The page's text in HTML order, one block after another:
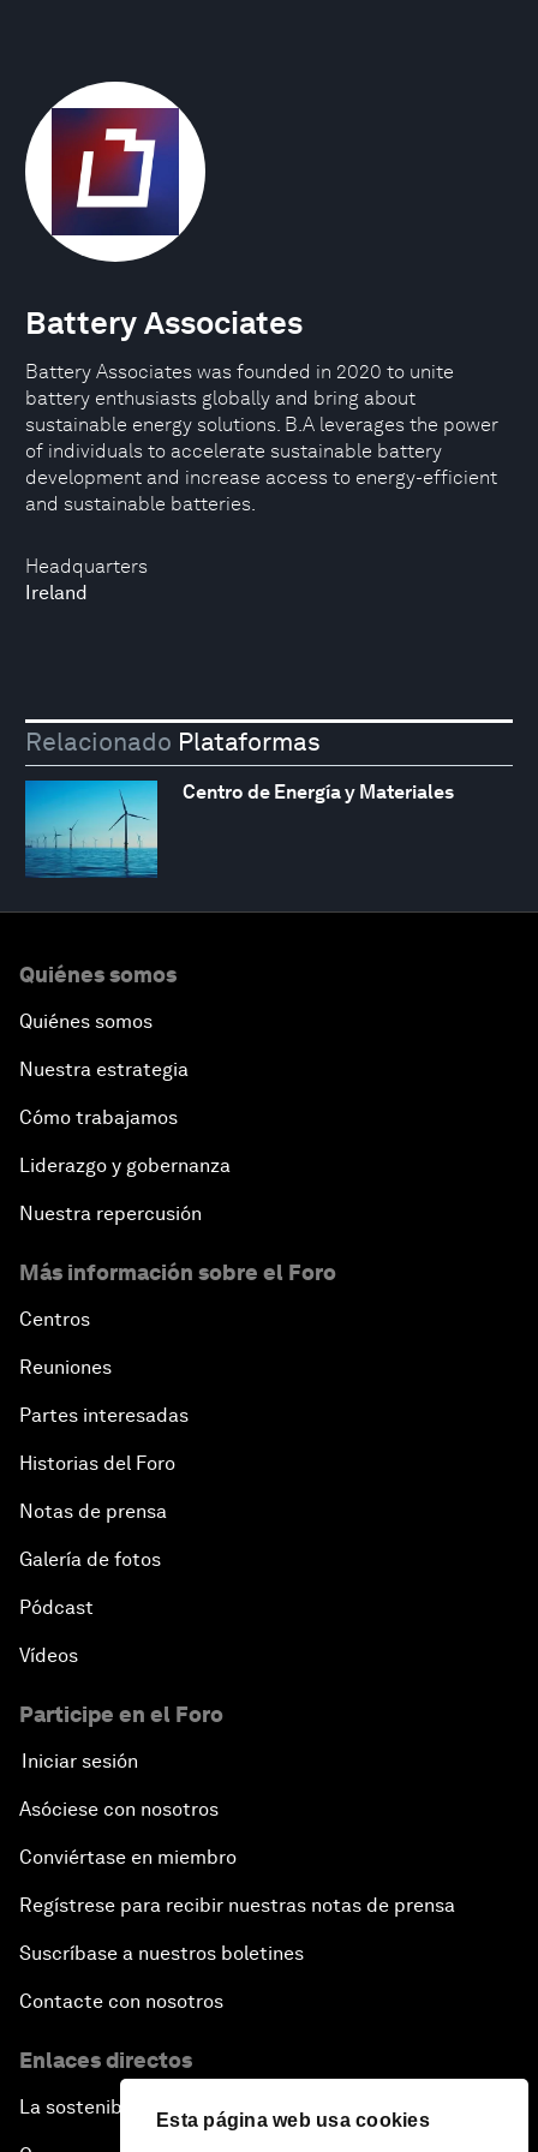
Esta página web usa cookies
Headquarters
Ireland
Battery Associates
Battery Associates was founded in 2020 to unite
battery enthusiasts globally and bring about
sustainable energy solutions. B.A leverages the power
of individuals to accelerate sustainable battery
development and increase access to energy-efficient
and sustainable batteries.
Relacionado Plataformas
Centro de Energía y Materiales
Quiénes somos
Quiénes somos
Nuestra estrategia
Cómo trabajamos
Liderazgo y gobernanza
Nuestra repercusión
Más información sobre el Foro
Centros
Reuniones
Partes interesadas
Historias del Foro
Notas de prensa
Galería de fotos
Pódcast
Vídeos
Participe en el Foro
Iniciar sesión
Asóciese con nosotros
Conviértase en miembro
Regístrese para recibir nuestras notas de prensa
Suscríbase a nuestros boletines
Contacte con nosotros
Enlaces directos
La sostenibilidad en el Foro